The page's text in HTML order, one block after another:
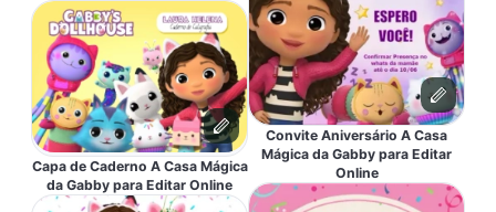
Capa de Caderno A Casa Mágica
da Gabby para Editar Online
Convite Aniversário A Casa
Mágica da Gabby para Editar
Online